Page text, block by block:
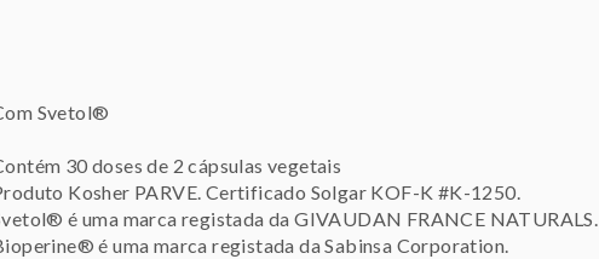
Svetol®
30 doses de 2 cápsulas vegetais
Kosher PARVE. Certificado Solgar KOF-K #K-1250.
é uma marca registada da GIVAUDAN FRANCE NATURALS.
é uma marca registada da Sabinsa Corporation.